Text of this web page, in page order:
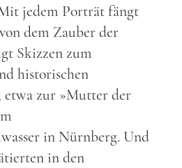
jedem Porträt fängt
dem Zauber der
Skizzen zum
historischen
zur »Mutter der
in Nürnberg. Und
in den